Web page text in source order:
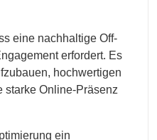
eine nachhaltige Off-
erfordert. Es
hochwertigen
starke Online-Präsenz
ein